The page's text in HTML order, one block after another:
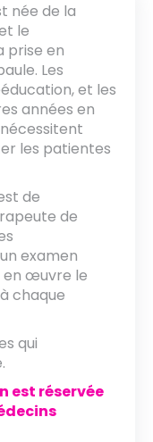
née de la
le
prise en
Les
et les
années en
les patientes
de
de
examen
en œuvre le
chaque
qui
est réservée